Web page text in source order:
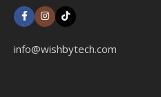
info@wishbytech.com